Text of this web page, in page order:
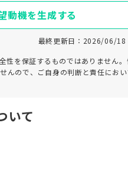
動機を生成する
最終更新日：2026/06/18
を保証するものではありません。
んので、ご自身の判断と責任にお
いて